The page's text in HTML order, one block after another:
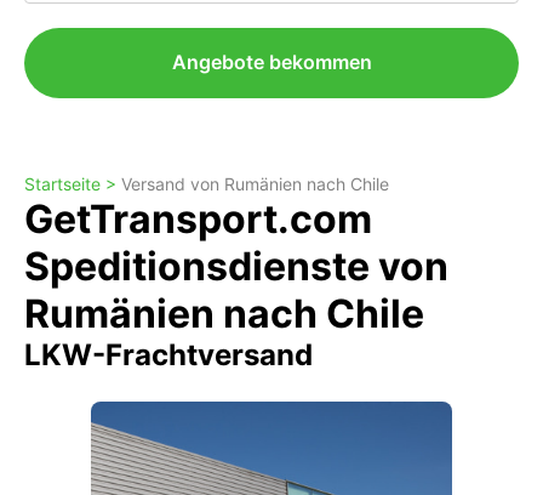
Angebote bekommen
Startseite > Versand von Rumänien nach Chile
GetTransport.com
Speditionsdienste von
Rumänien nach Chile
LKW-Frachtversand